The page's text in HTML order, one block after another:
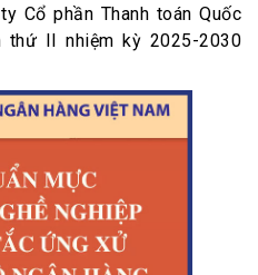
Cổ phần Thanh toán Quốc
thứ II nhiệm kỳ 2025-2030